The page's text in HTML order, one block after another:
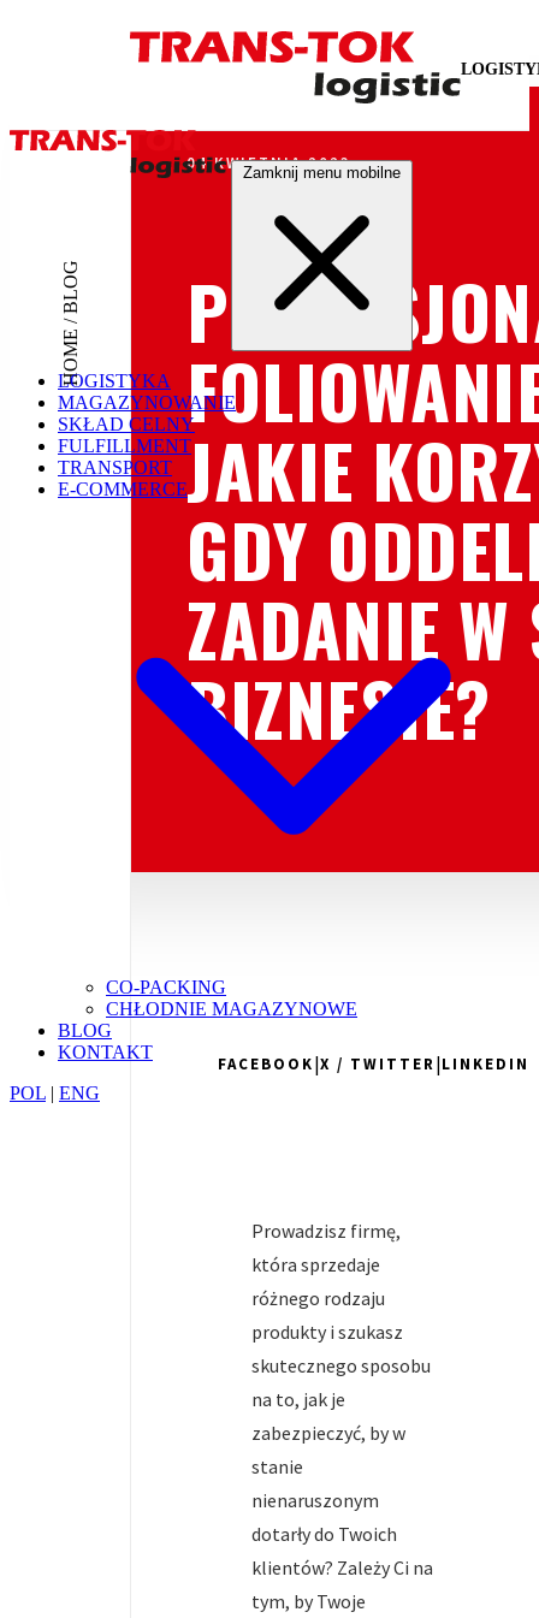
Zamknij menu mobilne
LOGISTYKA
MAGAZYNOWANIE
SKŁAD CELNY
FULFILLMENT
TRANSPORT
E-COMMERCE
CO-PACKING
CHŁODNIE MAGAZYNOWE
BLOG
KONTAKT
POL | ENG
HOME / BLOG
04 KWIETNIA 2023
JAKIE
GDY
ZADANIE
BIZNESIE?
FACEBOOK|X / TWITTER|LINKEDIN
Prowadzisz firmę,
która sprzedaje
różnego rodzaju
produkty i szukasz
skutecznego sposobu
na to, jak je
zabezpieczyć, by w
stanie
nienaruszonym
dotarły do Twoich
klientów? Zależy Ci na
tym, by Twoje